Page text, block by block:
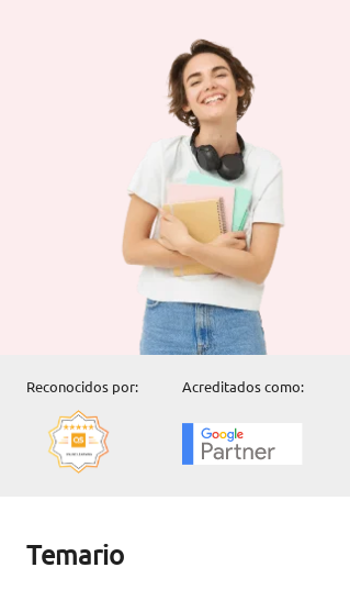
formacion@euroinnova.com
TRABAJA CON NOSOTROS
Reconocidos por: Acreditados como:
Temario